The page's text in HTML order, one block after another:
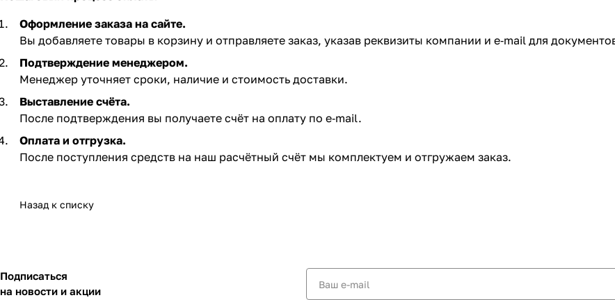
Оформление заказа на сайте.
Вы добавляете товары в корзину и отправляете заказ, указав реквизиты компании и e‑mail для
Подтверждение менеджером.
Менеджер уточняет сроки, наличие и стоимость доставки.
Выставление счёта.
После подтверждения вы получаете счёт на оплату по e‑mail. ​
Оплата и отгрузка.
После поступления средств на наш расчётный счёт мы комплектуем и отгружаем заказ.​
Назад к списку
Подписаться
на новости и акции